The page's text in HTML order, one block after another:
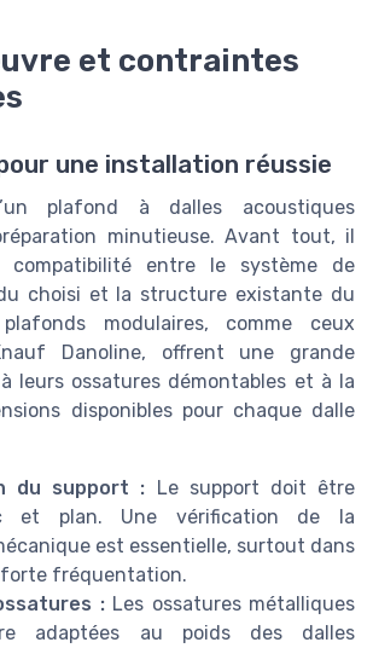
et contraintes
une installation réussie
plafond à dalles acoustiques
minutieuse. Avant tout, il
entre le système de
choisi et la structure existante du
modulaires, comme ceux
Danoline, offrent une grande
leurs ossatures démontables et à la
disponibles pour chaque dalle
du support : Le support doit être
et plan. Une vérification de la
est essentielle, surtout dans
forte fréquentation.
:Les ossatures métalliques
adaptées au poids des dalles